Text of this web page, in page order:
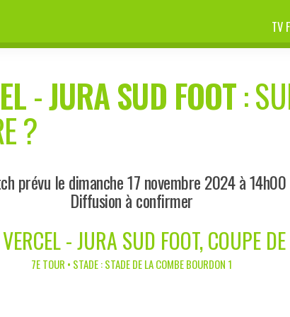
TV
-JURA SUD FOOT:
?
prévu le dimanche 17 novembre 2024 à 14h00
Diffusion à confirmer
- JURA SUD FOOT, COUPE
7E TOUR • STADE : STADE DE LA COMBE BOURDON 1